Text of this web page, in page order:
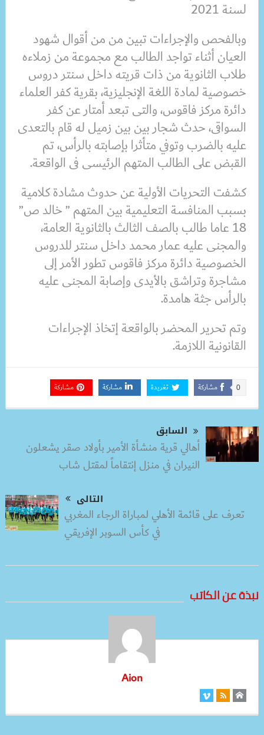
لسنة 2021
وبالفحص والإجراءات تبين من من أقوال شهود
العيان أثناء تواجد الطالب مع مجموعة من زملاءه
طلاب الثانوية من ذات قريته داخل سنتر دروس
خصوصية لمادة اللغة الإنجليزية، بقرية كفر العلماء
دائرة مركز فاقوس، والتى تبعد أمتار عن كفر
السواقى، حدث شجار بين بين زميل له قام بالتعدى
عليه بالضرب وتوفي متأثرا بإصابته بالرأس، تم
القبض على الطالب المتهم الرئيسى فى الواقعة.
كشفت التحريات الأولية عن حدوث مشادة كلامية
بسبب المنافسة التعليمية بين المتهم ” خالد ص”
18 عاما طالب بالصف الثالث بالثانوية العامة،
والمجنى عليه عمار محمد داخل سنتر للدروس
الخصوصية دائرة مركز فاقوس تطور الأمر إلى
مشاجرة وتراشق بالأيدى وإصابة المجنى عليه
بالرأس جثة هامدة.
وتم تحرير المحضر بالواقعة إتخاذ الإجراءات
القانونية اللازمة.
مشاركة 0 تغريدة مشاركة مشاركة
السابق
أهالي قرية منشأة الأمير بأولاد صقر يشعلون
النيران في منزل إنتقاماً لمقتل شاب
التالى
تعرف على قائمة الأهلي لمباراة الرجاء المغربي
في كأس السوبر الإفريقي
نبذة عن الكاتب
Aion